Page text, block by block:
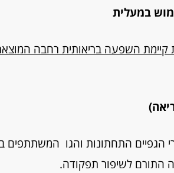
השפעה בריאותית רחבה
הגפיים התחתונות והגו המשתתפים
התורם לשיפור תפקודה.